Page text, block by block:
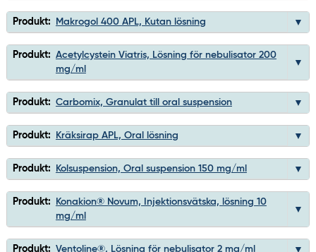
Produkt: Makrogol 400 APL, Kutan lösning
Produkt: Acetylcystein Viatris, Lösning för nebulisator 200
mg/ml
Produkt: Carbomix, Granulat till oral suspension
Produkt: Kräksirap APL, Oral lösning
Produkt: Kolsuspension, Oral suspension 150 mg/ml
Produkt:
Konakion® Novum, Injektionsvätska, lösning 10
mg/ml
Produkt: Ventoline®, Lösning för nebulisator 2 mg/ml